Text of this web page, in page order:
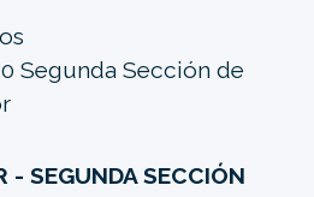
Segunda Sección de
- SEGUNDA SECCIÓN